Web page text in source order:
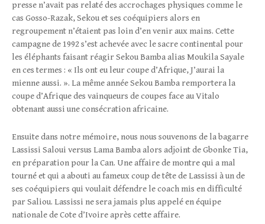
presse n’avait pas relaté des accrochages physiques comme le
cas Gosso-Razak, Sekou et ses coéquipiers alors en
regroupement n’étaient pas loin d’en venir aux mains. Cette
campagne de 1992 s’est achevée avec le sacre continental pour
les éléphants faisant réagir Sekou Bamba alias Moukila Sayale
en ces termes : « Ils ont eu leur coupe d’Afrique, J’aurai la
mienne aussi. ». La même année Sekou Bamba remportera la
coupe d’Afrique des vainqueurs de coupes face au Vitalo
obtenant aussi une consécration africaine.
Ensuite dans notre mémoire, nous nous souvenons de la bagarre
Lassissi Saloui versus Lama Bamba alors adjoint de Gbonke Tia,
en préparation pour la Can. Une affaire de montre qui a mal
tourné et qui a abouti au fameux coup de tête de Lassissi à un de
ses coéquipiers qui voulait défendre le coach mis en difficulté
par Saliou. Lassissi ne sera jamais plus appelé en équipe
nationale de Cote d’Ivoire après cette affaire.